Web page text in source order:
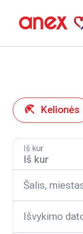
Kelionės
Iš kur
Šalis,
Išvykimo